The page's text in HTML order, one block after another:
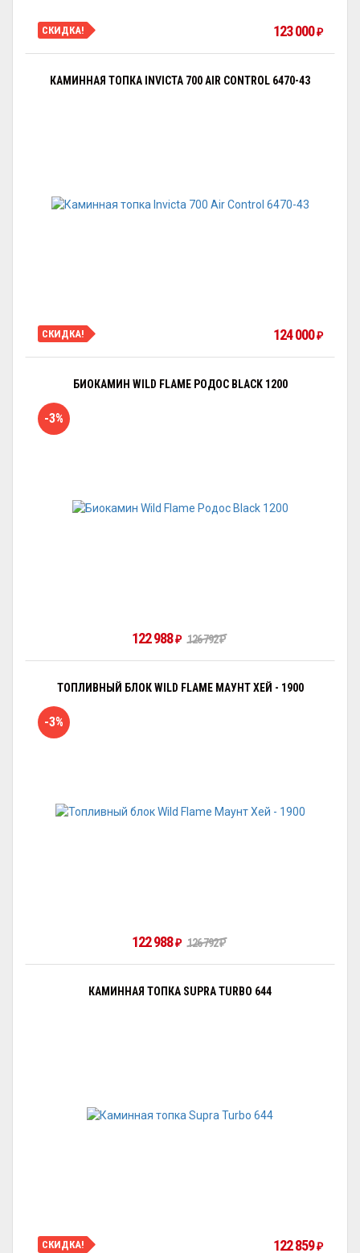
СКИДКА! 123 000 ₽
КАМИННАЯ ТОПКА INVICTA 700 AIR CONTROL 6470-43
СКИДКА! 124 000 ₽
БИОКАМИН WILD FLAME РОДОС BLACK 1200
-3%
122 988 ₽ 126 792₽
ТОПЛИВНЫЙ БЛОК WILD FLAME МАУНТ ХЕЙ - 1900
-3%
122 988 ₽ 126 792₽
КАМИННАЯ ТОПКА SUPRA TURBO 644
СКИДКА! 122 859 ₽